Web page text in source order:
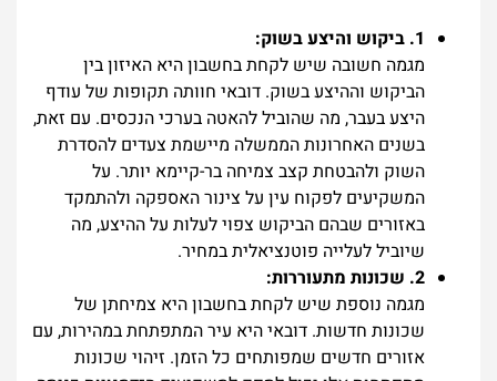
1. ביקוש והיצע בשוק:
מגמה חשובה שיש לקחת בחשבון היא האיזון בין
הביקוש וההיצע בשוק. דובאי חוותה תקופות של עודף
היצע בעבר, מה שהוביל להאטה בערכי הנכסים. עם זאת,
בשנים האחרונות הממשלה מיישמת צעדים להסדרת
השוק ולהבטחת קצב צמיחה בר-קיימא יותר. על
המשקיעים לפקוח עין על צינור האספקה ולהתמקד
באזורים שבהם הביקוש צפוי לעלות על ההיצע, מה
שיוביל לעלייה פוטנציאלית במחיר.
2. שכונות מתעוררות:
מגמה נוספת שיש לקחת בחשבון היא צמיחתן של
שכונות חדשות. דובאי היא עיר המתפתחת במהירות, עם
אזורים חדשים שמפותחים כל הזמן. זיהוי שכונות